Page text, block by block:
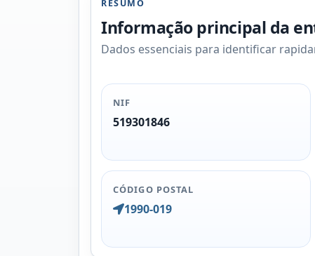
RESUMO
Informação principal da
Dados essenciais para identificar
NIF
519301846
CÓDIGO POSTAL
1990-019